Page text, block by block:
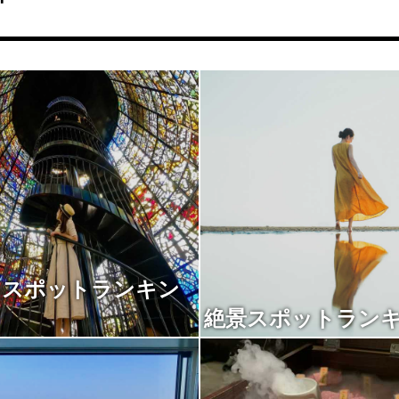
ポットランキン
絶景スポットラン